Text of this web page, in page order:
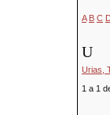
A B C
U
Urias,
1 a 1